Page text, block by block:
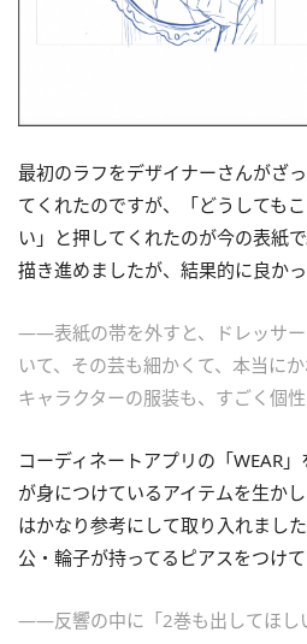
最初のラフをデザイナーさんがざ
てくれたのですが、「どうしても
い」と押してくれたのが今の表紙
描き進めましたが、結果的に良かっ
——表紙の帯を外すと、ドレッサ
いて、その芸も細かくて、本当に
キャラクターの服装も、すごく個性
コーディネートアプリの「WEAR
が身につけているアイテムを生か
はかなり参考にして取り入れまし
公・輪子が持ってるピアスをつけて
――反響の中に「2巻も出してほし